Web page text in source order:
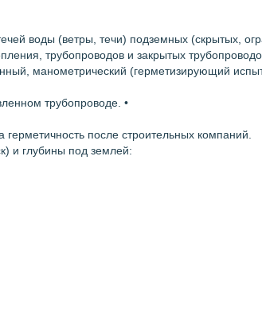
воды (ветры, течи) подземных (скрытых,
трубопроводов и закрытых
манометрический (герметизирующий
трубопроводе. •
после строительных компаний.
и глубины под землей: